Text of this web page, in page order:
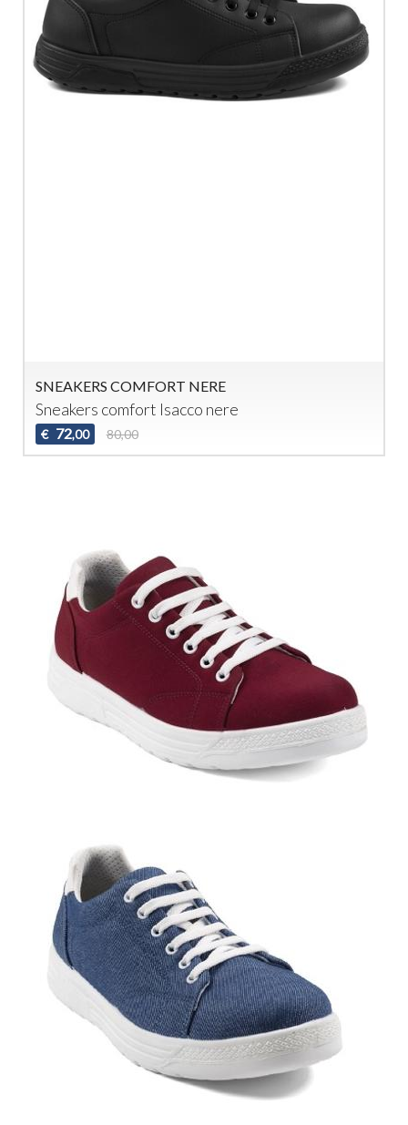
SNEAKERS COMFORT NERE
Sneakers comfort Isacco nere
€ 72,00 80,00